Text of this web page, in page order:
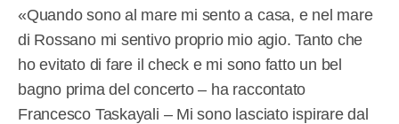
«Quando sono al mare mi sento a casa, e nel mare
di Rossano mi sentivo proprio mio agio. Tanto che
ho evitato di fare il check e mi sono fatto un bel
bagno prima del concerto – ha raccontato
Francesco Taskayali – Mi sono lasciato ispirare dal